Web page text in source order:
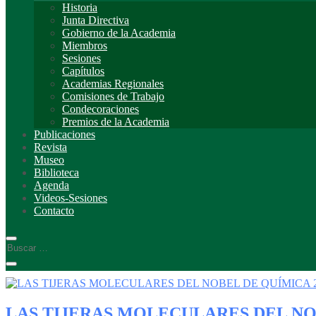
Historia
Junta Directiva
Gobierno de la Academia
Miembros
Sesiones
Capítulos
Academias Regionales
Comisiones de Trabajo
Condecoraciones
Premios de la Academia
Publicaciones
Revista
Museo
Biblioteca
Agenda
Videos-Sesiones
Contacto